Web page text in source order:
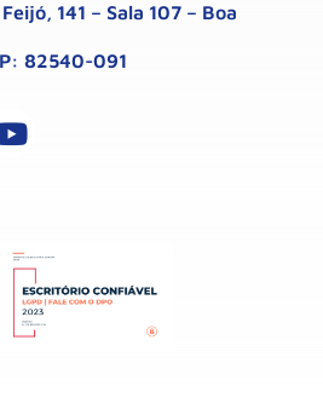
141 – Sala 107 – Boa
82540-091